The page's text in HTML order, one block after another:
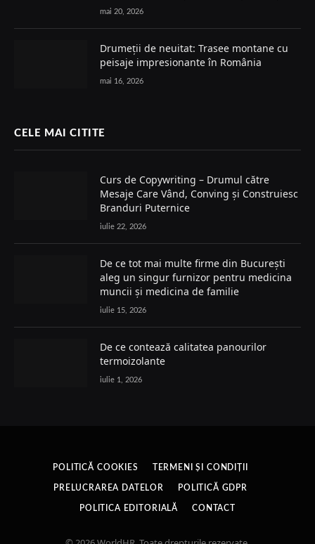
mai 20, 2026
Drumeții de neuitat: Trasee montane cu
peisaje impresionante în România
mai 16, 2026
CELE MAI CITITE
Curs de Copywriting – Drumul către
Mesaje Care Vând, Conving și Construiesc
Branduri Puternice
iulie 22, 2026
De ce tot mai multe firme din București
aleg un singur furnizor pentru medicina
muncii și medicina de familie
iulie 15, 2026
De ce contează calitatea panourilor
termoizolante
iulie 1, 2026
POLITICĂ COOKIES TERMENI ȘI CONDIȚII
PRELUCRAREA DATELOR POLITICĂ GDPR
POLITICA EDITORIALĂ CONTACT